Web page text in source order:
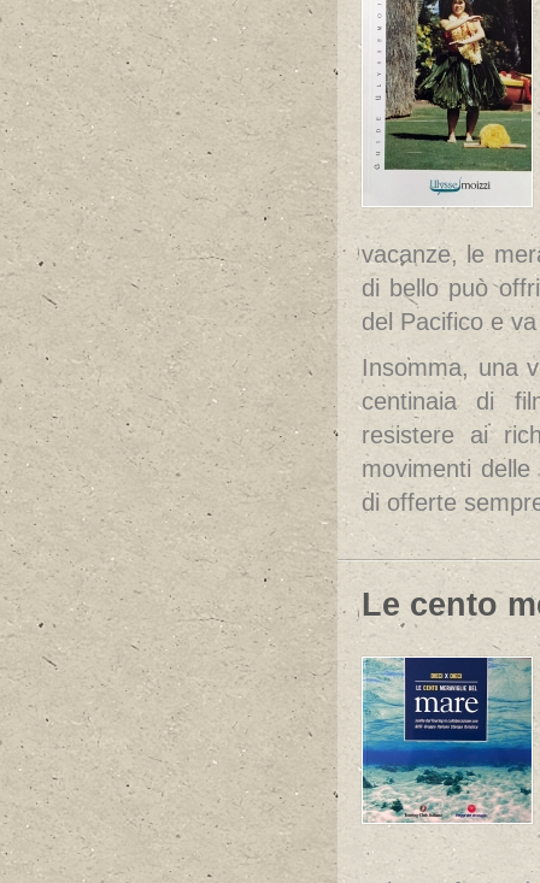
vacanze, le
di bello può
del Pacifico e
Insomma, una
centinaia di
resistere ai
movimenti
di offerte
Le cento